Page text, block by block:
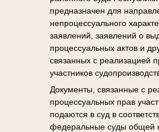
предназначен для
непроцессуального
заявлений, заявлений о
процессуальных актов и
связанных с реализацией
участников
Документы, связанные с
процессуальных прав
подаются в суд в
федеральные суды общей